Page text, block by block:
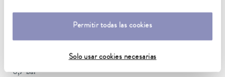
Permitir todas las cookies
Solo usar cookies necesarias
Consumo de corriente
13 A
Presión de elevación máx.
0,7 bar